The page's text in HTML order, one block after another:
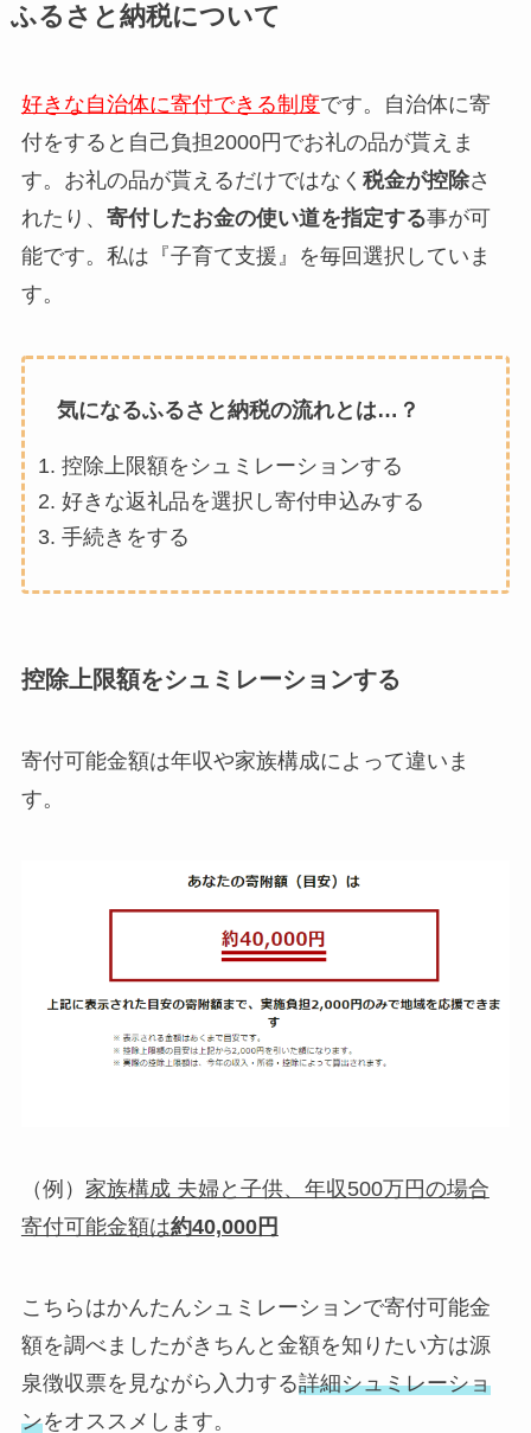
ふるさと納税について
好きな自治体に寄付できる制度です。自治体に寄
付をすると自己負担2000円でお礼の品が貰えま
す。お礼の品が貰えるだけではなく 税金が控除さ
れたり、 寄付したお金の使い道を指定する事が可
能です。私は『子育て支援』を毎回選択していま
す。
気になるふるさと納税の流れとは…？
控除上限額をシュミレーションする
好きな返礼品を選択し寄付申込みする
手続きをする
控除上限額をシュミレーションする
寄付可能金額は年収や家族構成によって違いま
す。
（例） 家族構成 夫婦と子供、年収500万円の場合
寄付可能金額は約40,000円
こちらはかんたんシュミレーションで寄付可能金
額を調べましたがきちんと金額を知りたい方は源
泉徴収票を見ながら入力する詳細シュミレーショ
ンをオススメします。